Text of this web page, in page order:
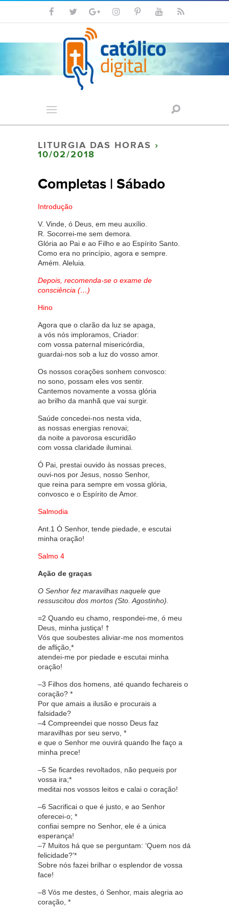
LITURGIA DAS HORAS ›
10/02/2018
Completas | Sábado
Introdução
V. Vinde, ó Deus, em meu auxílio.
R. Socorrei-me sem demora.
Glória ao Pai e ao Filho e ao Espírito Santo.
Como era no princípio, agora e sempre.
Amém. Aleluia.
Depois, recomenda-se o exame de
consciência (…)
Hino
Agora que o clarão da luz se apaga,
a vós nós imploramos, Criador:
com vossa paternal misericórdia,
guardai-nos sob a luz do vosso amor.
Os nossos corações sonhem convosco:
no sono, possam eles vos sentir.
Cantemos novamente a vossa glória
ao brilho da manhã que vai surgir.
Saúde concedei-nos nesta vida,
as nossas energias renovai;
da noite a pavorosa escuridão
com vossa claridade iluminai.
Ó Pai, prestai ouvido às nossas preces,
ouvi-nos por Jesus, nosso Senhor,
que reina para sempre em vossa glória,
convosco e o Espírito de Amor.
Salmodia
Ant.1 Ó Senhor, tende piedade, e escutai
minha oração!
Salmo 4
Ação de graças
O Senhor fez maravilhas naquele que
ressuscitou dos mortos (Sto. Agostinho).
=2 Quando eu chamo, respondei-me, ó meu
Deus, minha justiça! †
Vós que soubestes aliviar-me nos momentos
de aflição,*
atendei-me por piedade e escutai minha
oração!
–3 Filhos dos homens, até quando fechareis o
coração? *
Por que amais a ilusão e procurais a
falsidade?
–4 Compreendei que nosso Deus faz
maravilhas por seu servo, *
e que o Senhor me ouvirá quando lhe faço a
minha prece!
–5 Se ficardes revoltados, não pequeis por
vossa ira;*
meditai nos vossos leitos e calai o coração!
–6 Sacrificai o que é justo, e ao Senhor
oferecei-o; *
confiai sempre no Senhor, ele é a única
esperança!
–7 Muitos há que se perguntam: ‘Quem nos dá
felicidade?’*
Sobre nós fazei brilhar o esplendor de vossa
face!
–8 Vós me destes, ó Senhor, mais alegria ao
coração, *